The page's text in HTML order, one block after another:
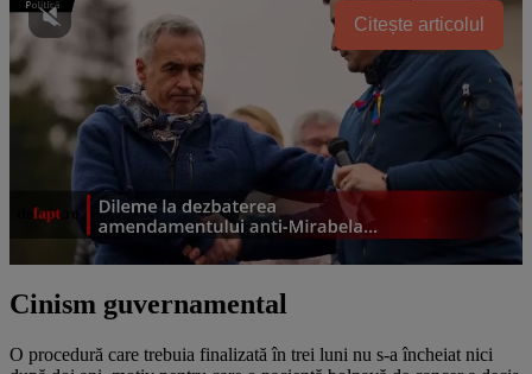
Citește articolul
Cinism guvernamental
O procedură care trebuia finalizată în trei luni nu s-a încheiat nici